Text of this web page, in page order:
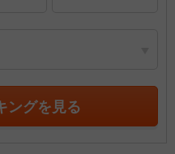
ングを見る